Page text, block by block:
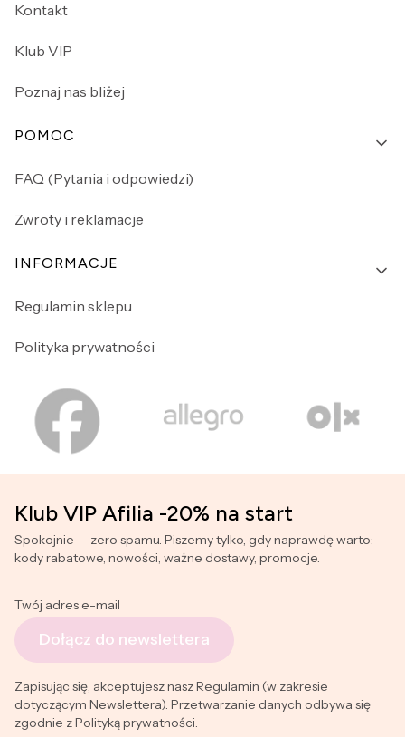
Kontakt
Klub VIP
Poznaj nas bliżej
POMOC
FAQ (Pytania i odpowiedzi)
Zwroty i reklamacje
INFORMACJE
Regulamin sklepu
Polityka prywatności
Klub VIP Afilia -20% na start
Spokojnie — zero spamu. Piszemy tylko, gdy naprawdę warto:
kody rabatowe, nowości, ważne dostawy, promocje.
Twój adres e-mail
Dołącz do newslettera
Zapisując się, akceptujesz nasz Regulamin (w zakresie
dotyczącym Newslettera). Przetwarzanie danych odbywa się
zgodnie z Polityką prywatności.